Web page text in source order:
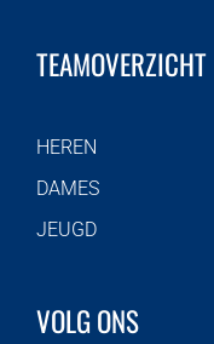
TEAMOVERZICHT
HEREN
DAMES
JEUGD
VOLG ONS